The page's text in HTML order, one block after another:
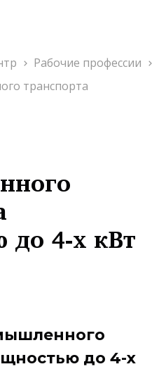
Рабочие профессии
транспорта
4-х кВт
до 4-х